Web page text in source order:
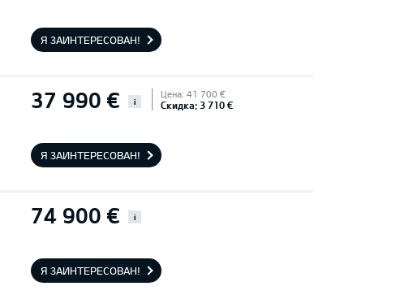
Я ЗАИНТЕРЕСОВАН!
37 990 € i
Цена: 41 700 €
Скидка: 3 710 €
Я ЗАИНТЕРЕСОВАН!
74 900 € i
Я ЗАИНТЕРЕСОВАН!